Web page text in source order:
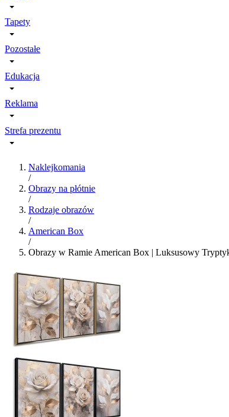
Tapety
Pozostałe
Edukacja
Reklama
Strefa prezentu
Naklejkomania
/
Obrazy na płótnie
/
Rodzaje obrazów
/
American Box
/
Obrazy w Ramie American Box | Luksusowy